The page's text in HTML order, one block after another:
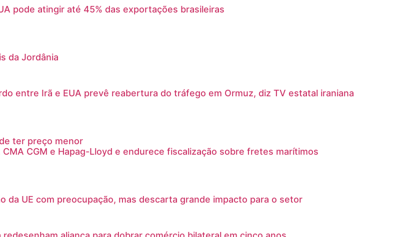
pode atingir até 45% das exportações brasileiras
da Jordânia
entre Irã e EUA prevê reabertura do tráfego em Ormuz, diz TV estatal iraniana
ter preço menor
CMA CGM e Hapag-Lloyd e endurece fiscalização sobre fretes marítimos
da UE com preocupação, mas descarta grande impacto para o setor